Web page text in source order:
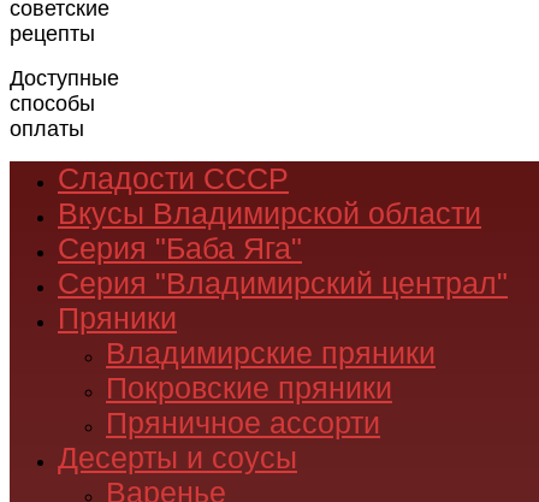
советские
рецепты
Доступные
способы
оплаты
Сладости СССР
Вкусы Владимирской области
Серия "Баба Яга"
Серия "Владимирский централ"
Пряники
Владимирские пряники
Покровские пряники
Пряничное ассорти
Десерты и соусы
Варенье